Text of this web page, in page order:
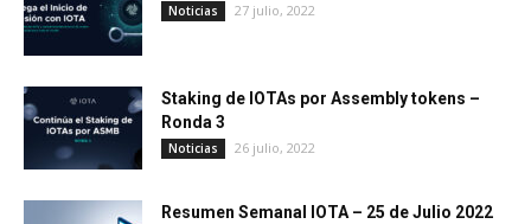
Noticias 27 julio, 2022
Staking de IOTAs por Assembly tokens –
Ronda 3
Noticias 26 julio, 2022
Resumen Semanal IOTA – 25 de Julio 2022